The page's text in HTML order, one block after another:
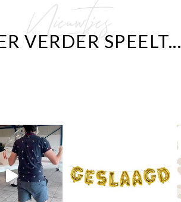
Nieuwtjes
VERDER SPEELT...